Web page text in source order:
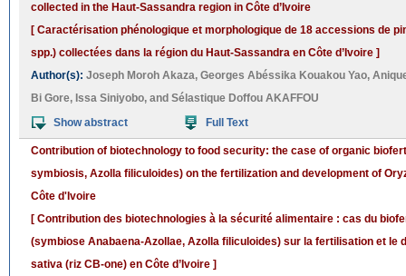
collected in the Haut-Sassandra region in Côte d’Ivoire
[ Caractérisation phénologique et morphologique de 18 accessions de
spp.) collectées dans la région du Haut-Sassandra en Côte d’Ivoire ]
Author(s): Joseph Moroh Akaza, Georges Abéssika Kouakou Yao,
Bi Gore, Issa Siniyobo, and Sélastique Doffou AKAFFOU
Show abstract
Full Text
Contribution of biotechnology to food security: the case of organic
symbiosis, Azolla filiculoides) on the fertilization and development of
Côte d'Ivoire
[ Contribution des biotechnologies à la sécurité alimentaire : cas du
(symbiose Anabaena-Azollae, Azolla filiculoides) sur la fertilisation et le
sativa (riz CB-one) en Côte d’Ivoire ]